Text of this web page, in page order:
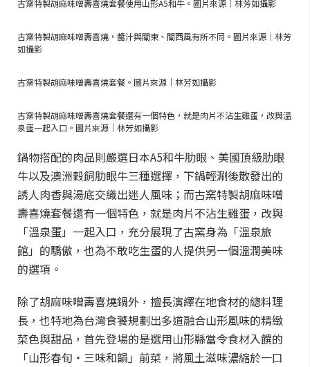
古窯特製胡麻味噌壽喜燒套餐使用山形A5和牛。圖片來源｜林芳如攝影
古窯特製胡麻味噌壽喜燒，醬汁與關東、關西風有所不同。圖片來源｜林芳
如攝影
古窯特製胡麻味噌壽喜燒套餐。圖片來源｜林芳如攝影
古窯特製胡麻味噌壽喜燒套餐還有一個特色，就是肉片不沾生雞蛋，改與溫
泉蛋一起入口。圖片來源｜林芳如攝影
鍋物搭配的肉品則嚴選日本A5和牛肋眼、美國頂級肋眼
牛以及澳洲穀飼肋眼牛三種選擇，下鍋輕涮後散發出的
誘人肉香與湯底交織出迷人風味；而古窯特製胡麻味噌
壽喜燒套餐還有一個特色，就是肉片不沾生雞蛋，改與
「溫泉蛋」一起入口，充分展現了古窯身為「溫泉旅
館」的驕傲，也為不敢吃生蛋的人提供另一個溫潤美味
的選項。
除了胡麻味噌壽喜燒鍋外，擅長演繹在地食材的總料理
長，也特地為台灣食饕規劃出多道融合山形風味的精緻
菜色與甜品，首先登場的是選用山形縣當令食材入饌的
「山形春旬・三味和韻」前菜，將風土滋味濃縮於一口